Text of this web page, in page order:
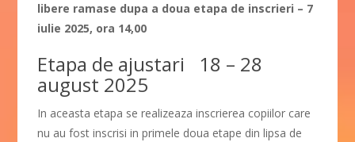
libere ramase dupa a doua etapa de inscrieri – 7
iulie 2025, ora 14,00
Etapa de ajustari 18 – 28
august 2025
In aceasta etapa se realizeaza inscrierea copiilor care
nu au fost inscrisi in primele doua etape din lipsa de